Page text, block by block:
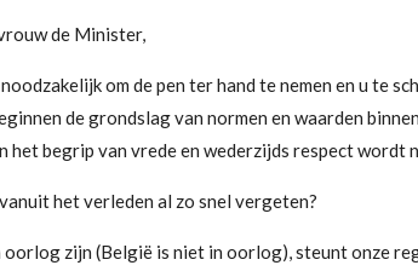
de Minister,
om de pen ter hand te nemen en u te
de grondslag van normen en waarden
het begrip van vrede en wederzijds respect wordt
het verleden al zo snel vergeten?
zijn (België is niet in oorlog), steunt onze